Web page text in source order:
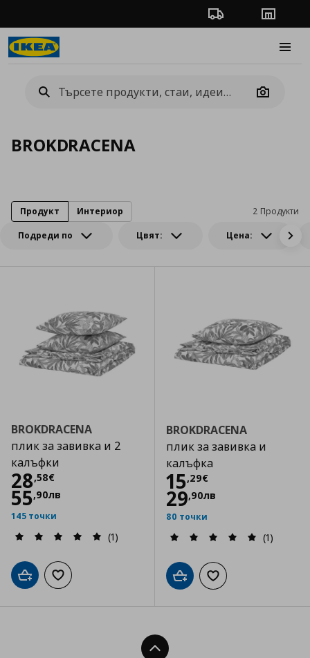
Проследяване на
Camera
BROKDRACENA
Подреди по Цвят: Цена:
2 Продукти
Продукт Интериор
BROKDRACENA
плик за завивка и 2
калъфки
28,58€
Цена
55,90лв
145 точки
(1)
Добави в кошницата
Добави към списъка с любими
BROKDRACENA
плик за завивка и
калъфка
15,29€
Цена
29,90лв
80 точки
(1)
Добави в кошницата
Добави към
Нагоре